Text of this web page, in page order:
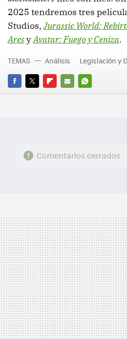
2025 tendremos tres
Studios,Jurassic World:
AresyAvatar: Fuego y Ceniza.
FACEBOOK
TWITTERFLIPBOARD
E-
WHATSAPP
TEMAS Análisis Legislación y
Comentarios cerrados